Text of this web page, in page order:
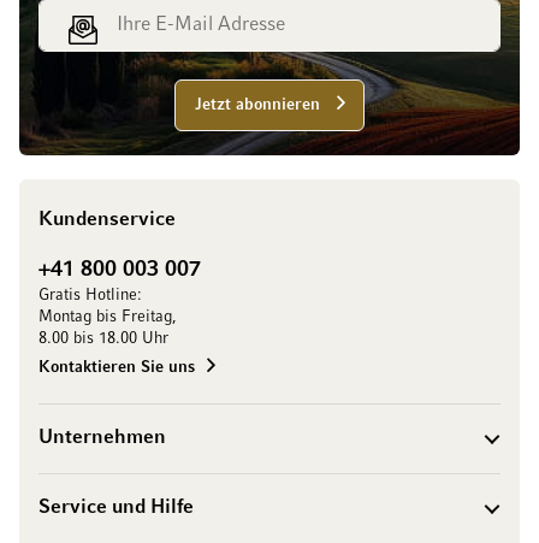
E-Mail Adresse
Jetzt abonnieren
Kundenservice
+41 800 003 007
Gratis Hotline:
Montag bis Freitag,
8.00 bis 18.00 Uhr
Kontaktieren Sie uns
Unternehmen
Service und Hilfe